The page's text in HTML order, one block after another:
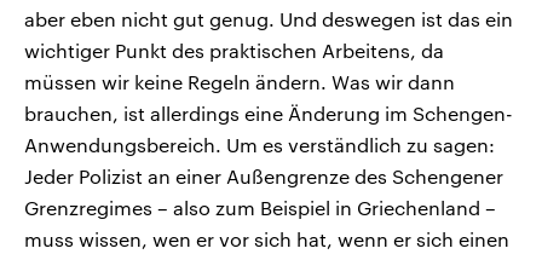
aber eben nicht gut genug. Und deswegen ist das ein
wichtiger Punkt des praktischen Arbeitens, da
müssen wir keine Regeln ändern. Was wir dann
brauchen, ist allerdings eine Änderung im Schengen-
Anwendungsbereich. Um es verständlich zu sagen:
Jeder Polizist an einer Außengrenze des Schengener
Grenzregimes – also zum Beispiel in Griechenland –
muss wissen, wen er vor sich hat, wenn er sich einen